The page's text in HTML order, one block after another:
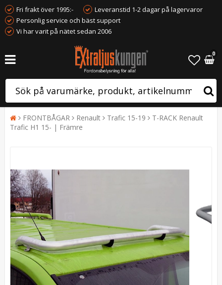
Fri frakt över 1995:-
Leveranstid 1-2 dagar på lagervaror
Personlig service och bäst support
Vi har varit på nätet sedan 2006
0
FRONTBÅGAR Renault Trafic 15-19
T-RACK Renault
Trafic H1 15- | Främre